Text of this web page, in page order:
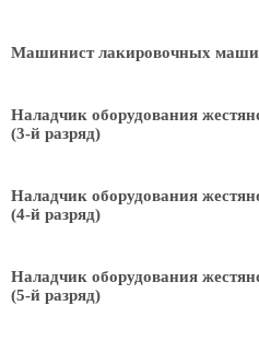
Машинист лакировочных
Наладчик оборудования
(3-й разряд)
Наладчик оборудования
(4-й разряд)
Наладчик оборудования
(5-й разряд)